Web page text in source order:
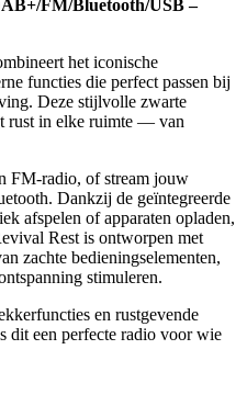
FM/Bluetooth/USB –
het iconische
functies die perfect passen bij
Deze stijlvolle zwarte
rust in elke ruimte — van
FM-radio, of stream jouw
Dankzij de geïntegreerde
afspelen of apparaten opladen,
Rest is ontworpen met
zachte bedieningselementen,
stimuleren.
en rustgevende
dit een perfecte radio voor wie